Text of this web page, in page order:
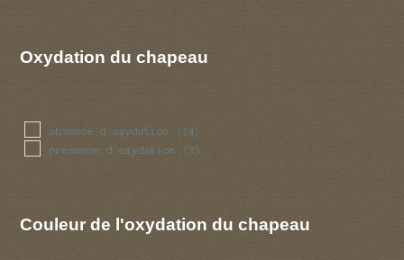
visqueuse (1)
Oxydation du chapeau
absence d oxydation (14)
presence d oxydation (2)
Couleur de l'oxydation du chapeau